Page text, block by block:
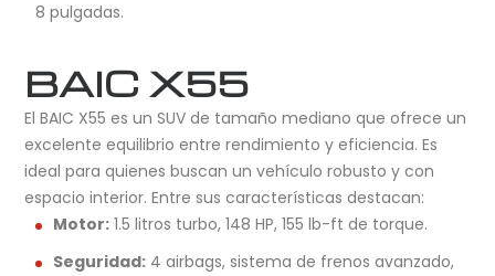
8 pulgadas.
BAIC X55
El BAIC X55 es un SUV de tamaño mediano que ofrece un
excelente equilibrio entre rendimiento y eficiencia. Es
ideal para quienes buscan un vehículo robusto y con
espacio interior. Entre sus características destacan:
Motor: 1.5 litros turbo, 148 HP, 155 lb-ft de torque.
Seguridad: 4 airbags, sistema de frenos avanzado,